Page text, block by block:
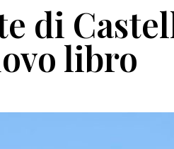
di
libro